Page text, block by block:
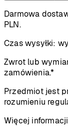
Darmowa
PLN.
Czas wysyłki:
Zwrot lub
zamówienia.*
Przedmiot jest
rozumieniu
Więcej